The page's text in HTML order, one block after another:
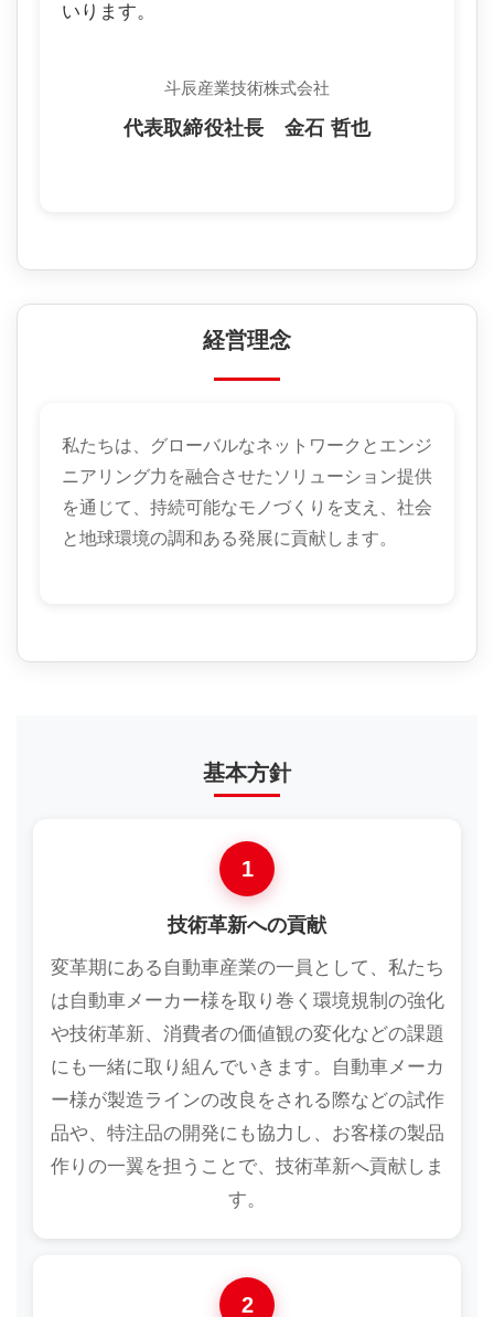
いります。
斗辰産業技術株式会社
代表取締役社長 金石 哲也
経営理念
私たちは、グローバルなネットワークとエンジ
ニアリング力を融合させたソリューション提供
を通じて、持続可能なモノづくりを支え、社会
と地球環境の調和ある発展に貢献します。
基本方針
1
技術革新への貢献
変革期にある自動車産業の一員として、私たち
は自動車メーカー様を取り巻く環境規制の強化
や技術革新、消費者の価値観の変化などの課題
にも一緒に取り組んでいきます。自動車メーカ
ー様が製造ラインの改良をされる際などの試作
品や、特注品の開発にも協力し、お客様の製品
作りの一翼を担うことで、技術革新へ貢献しま
す。
2